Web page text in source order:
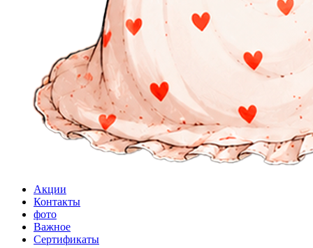
Акции
Контакты
фото
Важное
Сертификаты